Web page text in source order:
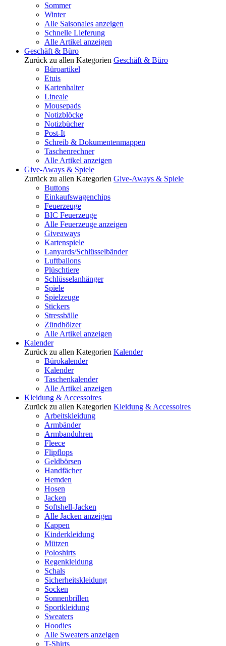
Sommer
Winter
Alle Saisonales anzeigen
Schnelle Lieferung
Alle Artikel anzeigen
Geschäft & Büro
Zurück zu allen Kategorien Geschäft & Büro
Büroartikel
Etuis
Kartenhalter
Lineale
Mousepads
Notizblöcke
Notizbücher
Post-It
Schreib & Dokumentenmappen
Taschenrechner
Alle Artikel anzeigen
Give-Aways & Spiele
Zurück zu allen Kategorien Give-Aways & Spiele
Buttons
Einkaufswagenchips
Feuerzeuge
BIC Feuerzeuge
Alle Feuerzeuge anzeigen
Giveaways
Kartenspiele
Lanyards/Schlüsselbänder
Luftballons
Plüschtiere
Schlüsselanhänger
Spiele
Spielzeuge
Stickers
Stressbälle
Zündhölzer
Alle Artikel anzeigen
Kalender
Zurück zu allen Kategorien Kalender
Bürokalender
Kalender
Taschenkalender
Alle Artikel anzeigen
Kleidung & Accessoires
Zurück zu allen Kategorien Kleidung & Accessoires
Arbeitskleidung
Armbänder
Armbanduhren
Fleece
Flipflops
Geldbörsen
Handfächer
Hemden
Hosen
Jacken
Softshell-Jacken
Alle Jacken anzeigen
Kappen
Kinderkleidung
Mützen
Poloshirts
Regenkleidung
Schals
Sicherheitskleidung
Socken
Sonnenbrillen
Sportkleidung
Sweaters
Hoodies
Alle Sweaters anzeigen
T-Shirts